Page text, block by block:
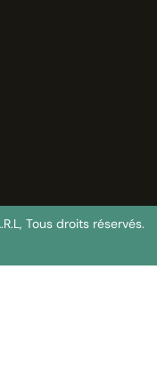
Tous droits réservés.